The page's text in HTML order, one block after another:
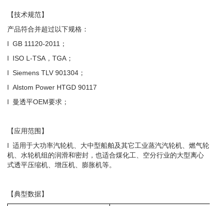
【技术规范】
产品符合并超过以下规格：
l GB 11120-2011；
l ISO L-TSA，TGA；
l Siemens TLV 901304；
l Alstom Power HTGD 90117
l 曼透平OEM要求；
【应用范围】
l 适用于大功率汽轮机、大中型船舶及其它工业蒸汽汽轮机、燃气轮
机、水轮机组的润滑和密封，也适合煤化工、空分行业的大型离心
式透平压缩机、增压机、膨胀机等。
【典型数据】